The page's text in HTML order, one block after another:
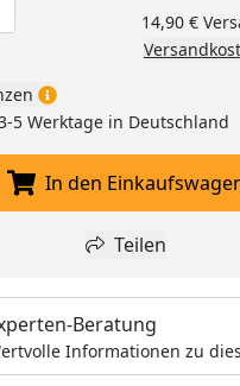
eins verringern
manuell eingeben
um eins
14,90 €
5 Werktage in Deutschland
In den
In den
Wunschliste hinzufügen
Teilen
Teilen
Beratung
Informationen zu